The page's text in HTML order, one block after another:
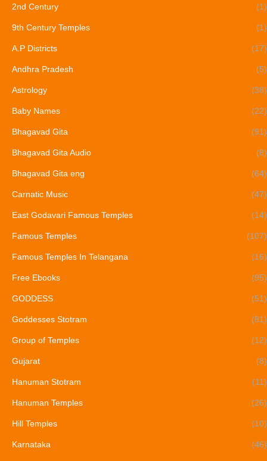
2nd Century (1)
9th Century Temples (1)
A.P Districts (17)
Andhra Pradesh (5)
Astrology (38)
Baby Names (22)
Bhagavad Gita (91)
Bhagavad Gita Audio (8)
Bhagavad Gita eng (64)
Carnatic Music (47)
East Godavari Famous Temples (14)
Famous Temples (107)
Famous Temples In Telangana (16)
Free Ebooks (95)
GODDESS (51)
Goddesses Stotram (81)
Group of Temples (12)
Gujarat (8)
Hanuman Stotram (11)
Hanuman Temples (26)
Hill Temples (10)
Karnataka (46)